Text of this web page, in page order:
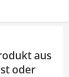
aus
oder